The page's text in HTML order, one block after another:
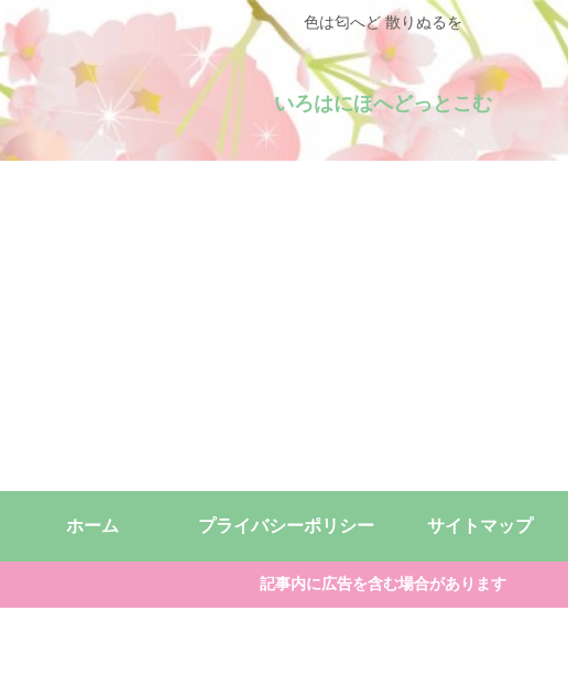
色は匂へど 散りぬるを
いろはにほへどっとこむ
ホーム プライバシーポリシー サイトマップ
記事内に広告を含む場合があります